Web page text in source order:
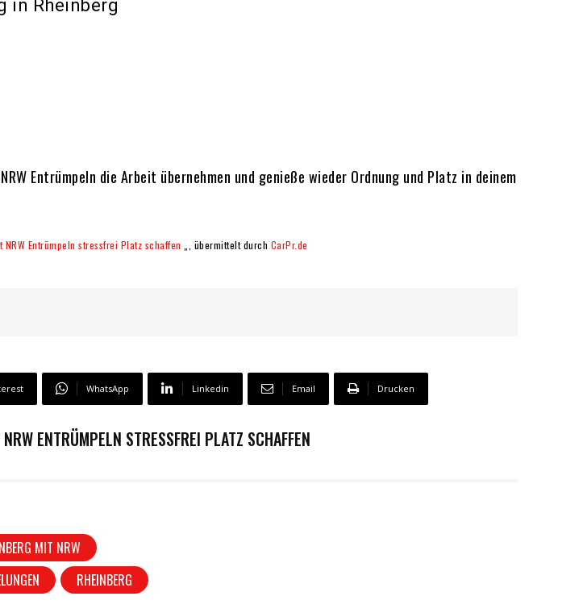
in Rheinberg
Entrümpeln die Arbeit übernehmen und genieße wieder Ordnung und Platz in deinem
Entrümpeln stressfrei Platz schaffen „, übermittelt durch CarPr.de
WhatsApp Linkedin Email Drucken
ENTRÜMPELN STRESSFREI PLATZ SCHAFFEN
MIT NRW
RHEINBERG